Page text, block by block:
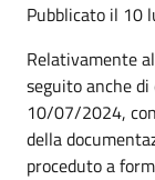
Pubblicato il 10
Relativamente
seguito anche di
10/07/2024,
della
proceduto a